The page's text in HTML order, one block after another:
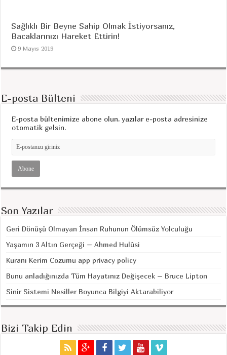
Sağlıklı Bir Beyne Sahip Olmak İstiyorsanız,
Bacaklarınızı Hareket Ettirin!
9 Mayıs 2019
E-posta Bülteni
E-posta bültenimize abone olun, yazılar e-posta adresinize
otomatik gelsin.
Son Yazılar
Geri Dönüşü Olmayan İnsan Ruhunun Ölümsüz Yolculuğu
Yaşamın 3 Altın Gerçeği – Ahmed Hulûsi
Kuranı Kerim Cozumu app privacy policy
Bunu anladığınızda Tüm Hayatınız Değişecek – Bruce Lipton
Sinir Sistemi Nesiller Boyunca Bilgiyi Aktarabiliyor
Bizi Takip Edin